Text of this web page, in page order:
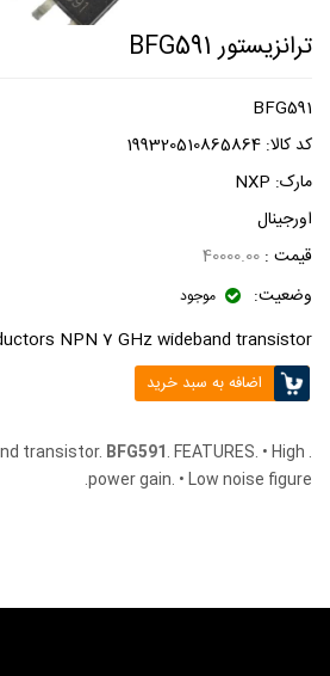
ترانزیستور BFG591
BFG591
کد کالا: 199320510865864
مارک: NXP
اورجینال
قیمت : 40000.00
وضعیت:
موجود
NPN 7 GHz wideband transistor
اضافه به سبد خرید
BFG591 . FEATURES. • High
power gain. • Low noise figure.